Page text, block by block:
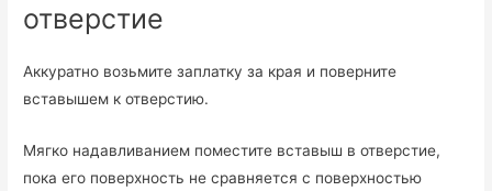
отверстие
Аккуратно возьмите заплатку за края и поверните
вставышем к отверстию.
Мягко надавливанием поместите вставыш в отверстие,
пока его поверхность не сравняется с поверхностью